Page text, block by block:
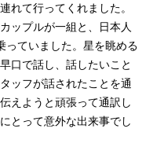
れて行ってくれました。
ップルが一組と、日本人
っていました。星を眺める
口で話し、話したいこと
ッフが話されたことを通
えようと頑張って通訳し
とって意外な出来事でし